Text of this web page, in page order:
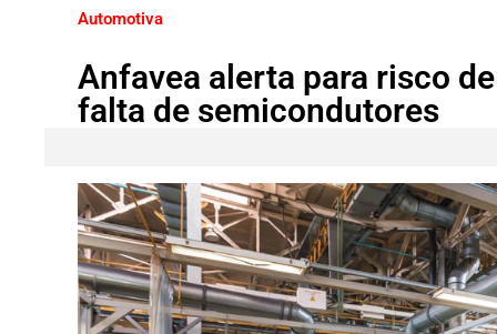
Automotiva
Anfavea alerta para risco
falta de semicondutores